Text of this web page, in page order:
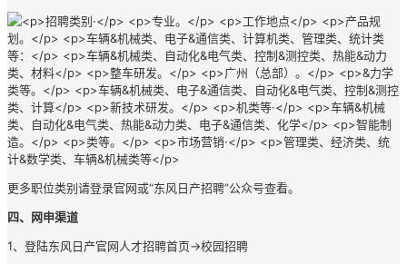
更多职位类别请登录官网或“东风日产招聘”公众号查看。
四、 网申渠道
1、登陆东风日产官网人才招聘首页→校园招聘